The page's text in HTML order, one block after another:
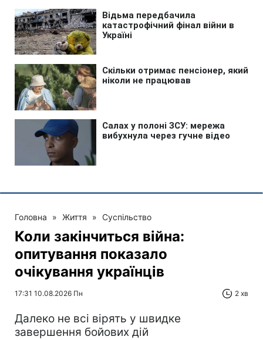
Головна » Життя » Суспільство
Коли закінчиться війна:
опитування показало
очікування українців
17:31 10.08.2026 Пн 2 хв
Далеко не всі вірять у швидке
завершення бойових дій